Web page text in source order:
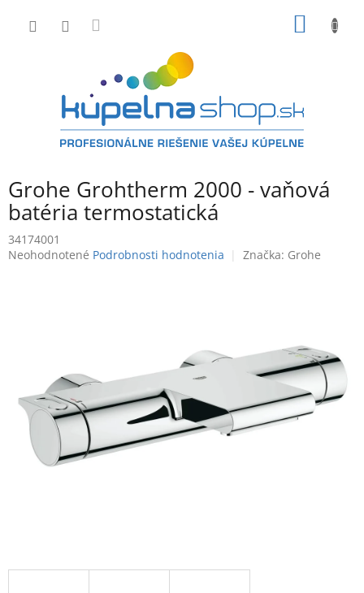
Grohe Grohtherm 2000 - vaňová
batéria termostatická
34174001
Priemerné
Neohodnotené Podrobnosti hodnotenia Značka: Grohe